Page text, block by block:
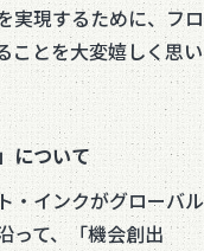
実現するために、フロ
ことを大変嬉しく思い
について
・インクがグローバル
って、「機会創出